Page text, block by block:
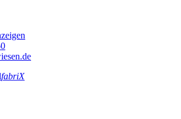
fabriX